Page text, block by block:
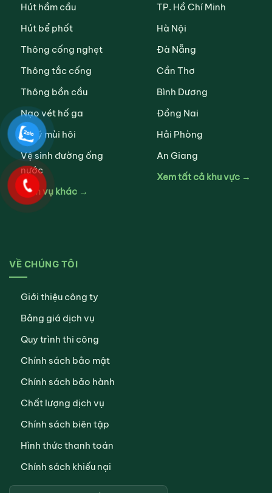
Hút hầm cầu
Hút bể phốt
Thông cống nghẹt
Thông tắc cống
Thông bồn cầu
Nạo vét hố ga
Xử lý mùi hôi
Vệ sinh đường ống
nước
Dịch vụ khác →
TP. Hồ Chí Minh
Hà Nội
Đà Nẵng
Cần Thơ
Bình Dương
Đồng Nai
Hải Phòng
An Giang
Xem tất cả khu vực →
VỀ CHÚNG TÔI
Giới thiệu công ty
Bảng giá dịch vụ
Quy trình thi công
Chính sách bảo mật
Chính sách bảo hành
Chất lượng dịch vụ
Chính sách biên tập
Hình thức thanh toán
Chính sách khiếu nại